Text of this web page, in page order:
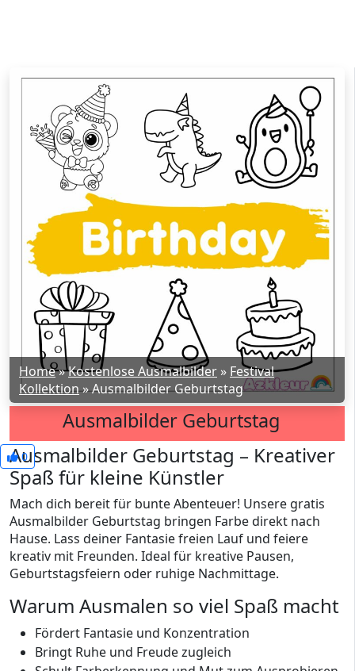
Home»Kostenlose Ausmalbilder » Festival
Kollektion»Ausmalbilder Geburtstag
Ausmalbilder Geburtstag
0
Ausmalbilder Geburtstag – Kreativer
Spaß für kleine Künstler
Mach dich bereit für bunte Abenteuer! Unsere gratis
Ausmalbilder Geburtstag bringen Farbe direkt nach
Hause. Lass deiner Fantasie freien Lauf und feiere
kreativ mit Freunden. Ideal für kreative Pausen,
Geburtstagsfeiern oder ruhige Nachmittage.
Warum Ausmalen so viel Spaß macht
Fördert Fantasie und Konzentration
Bringt Ruhe und Freude zugleich